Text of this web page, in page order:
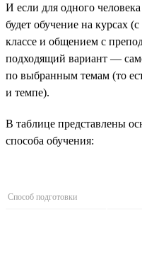
И если для одного
будет обучение на курсах
классе и общением с
подходящий вариант —
по выбранным темам (то
и темпе).
В таблице представлены
способа обучения:
Способ подготовки